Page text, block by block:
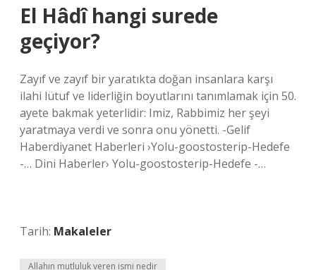
El Hâdî hangi surede
geçiyor?
Zayıf ve zayıf bir yaratıkta doğan insanlara karşı
ilahi lütuf ve liderliğin boyutlarını tanımlamak için 50.
ayete bakmak yeterlidir: Imiz, Rabbimiz her şeyi
yaratmaya verdi ve sonra onu yönetti. -Gelif
Haberdiyanet Haberleri ›Yolu-goostosterip-Hedefe
-… Dini Haberler› Yolu-goostosterip-Hedefe -…
Tarih: Makaleler
Allahın mutluluk veren ismi nedir